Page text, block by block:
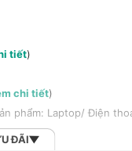
tiết)
chi tiết)
phẩm: Laptop/ Điện
ĐÃI